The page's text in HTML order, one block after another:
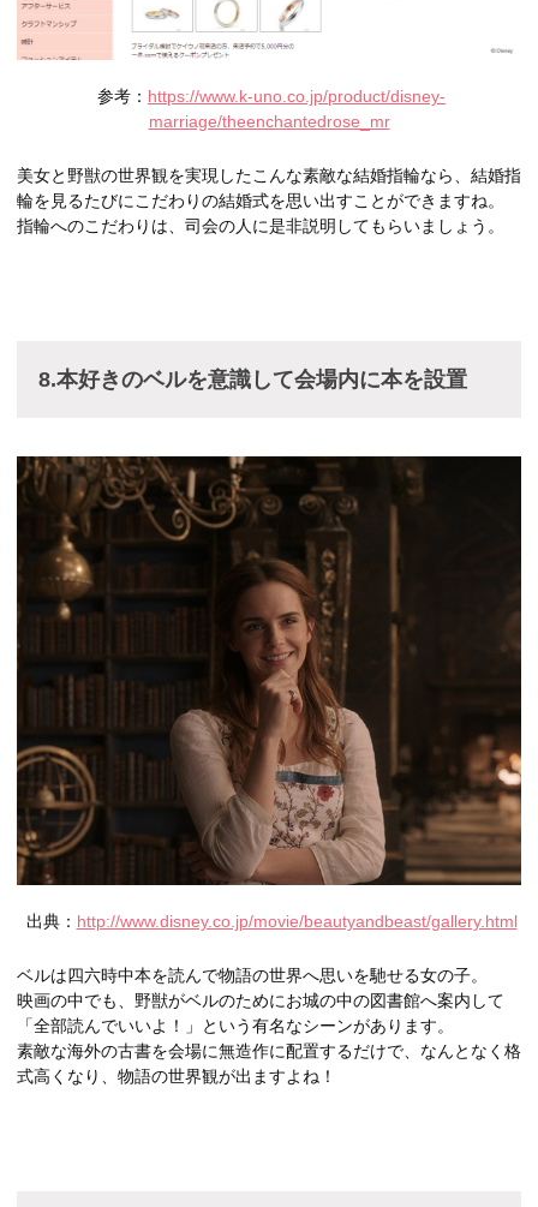
参考： https://www.k-uno.co.jp/product/disney-
marriage/theenchantedrose_mr
美女と野獣の世界観を実現したこんな素敵な結婚指輪なら、結婚指
輪を見るたびにこだわりの結婚式を思い出すことができますね。
指輪へのこだわりは、司会の人に是非説明してもらいましょう。
8.本好きのベルを意識して会場内に本を設置
出典： http://www.disney.co.jp/movie/beautyandbeast/gallery.html
ベルは四六時中本を読んで物語の世界へ思いを馳せる女の子。
映画の中でも、野獣がベルのためにお城の中の図書館へ案内して
「全部読んでいいよ！」という有名なシーンがあります。
素敵な海外の古書を会場に無造作に配置するだけで、なんとなく格
式高くなり、物語の世界観が出ますよね！